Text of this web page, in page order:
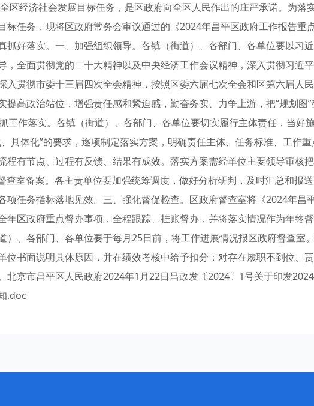
区经济社会发展目标任务，是区政府向全区人民作出的庄严承诺。为落
标任务，现将区政府常务会审议通过的《2024年昌平区政府工作报告重
抓好落实。一、加强组织领导。各镇（街道）、各部门、各单位要以习
，全面贯彻党的二十大精神以及中央经济工作会议精神，深入贯彻习近
入贯彻市委十三届四次全会精神，按照区委六届七次全会和区第六届人
提高政治站位，增强责任感和紧迫感，勤奋务实、力争上游，把“规划图”
工作落实。各镇（街道）、各部门、各单位要切实履行主体责任，当好
具体化”的要求，逐项制定落实方案，明确责任主体、任务标准、工作
程有节点、过程有反馈、结果有成效。落实方案需经单位主要领导审核把
查室备案。各主责单位要加强统筹调度，做好分析研判，及时汇总和报
项任务指标落地见效。三、强化督促检查。区政府督查室将《2024年昌
年区政府重点督办事项，全程跟踪、挂账督办，并将落实情况作为年终
）、各部门、各单位要于每月25日前，将工作进展情况报区政府督查室
位书面说明具体原因，并在绩效考核中给予扣分；对存在履职不到位、
北京市昌平区人民政府2024年1月22日昌政发〔2024〕1号关于印发
.doc